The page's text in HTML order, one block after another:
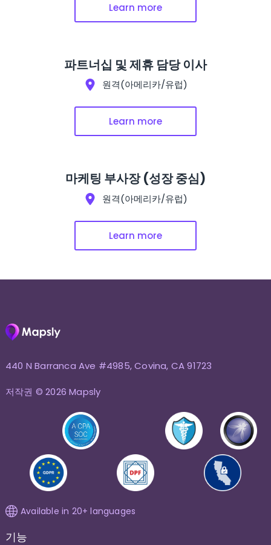
Learn more
파트너십 및 제휴 담당 이사
원격(아메리카/유럽)
Learn more
마케팅 부사장 (성장 중심)
원격(아메리카/유럽)
Learn more
440 N Barranca Ave #4985, Covina, CA 91723
저작권 © 2026 Mapsly
Available in 20+ languages
기능